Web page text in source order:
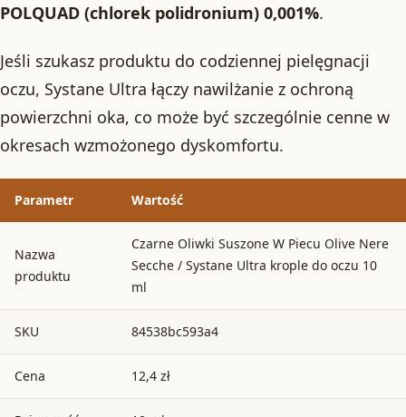
POLQUAD (chlorek polidronium) 0,001%.
Jeśli szukasz produktu do codziennej pielęgnacji
oczu, Systane Ultra łączy nawilżanie z ochroną
powierzchni oka, co może być szczególnie cenne w
okresach wzmożonego dyskomfortu.
Parametr Wartość
Nazwa
produktu
Czarne Oliwki Suszone W Piecu Olive Nere
Secche / Systane Ultra krople do oczu 10
ml
SKU 84538bc593a4
Cena 12,4 zł